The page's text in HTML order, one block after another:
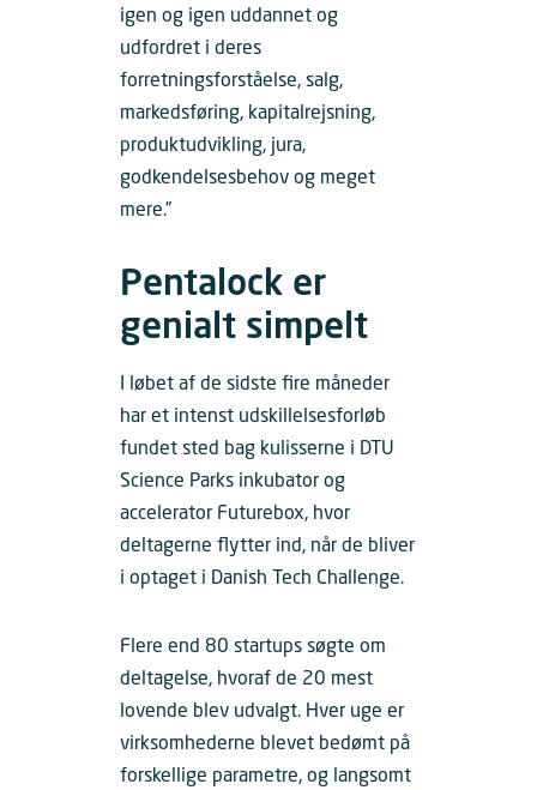
igen og igen uddannet og
udfordret i deres
forretningsforståelse, salg,
markedsføring, kapitalrejsning,
produktudvikling, jura,
godkendelsesbehov og meget
mere.”
Pentalock er
genialt simpelt
I løbet af de sidste fire måneder
har et intenst udskillelsesforløb
fundet sted bag kulisserne i DTU
Science Parks inkubator og
accelerator Futurebox, hvor
deltagerne flytter ind, når de bliver
i optaget i Danish Tech Challenge.
Flere end 80 startups søgte om
deltagelse, hvoraf de 20 mest
lovende blev udvalgt. Hver uge er
virksomhederne blevet bedømt på
forskellige parametre, og langsomt